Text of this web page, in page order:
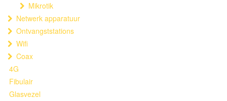
Mikrotik
Netwerk apparatuur
Ontvangststations
Wifi
Coax
4G
Fibulair
Glasvezel